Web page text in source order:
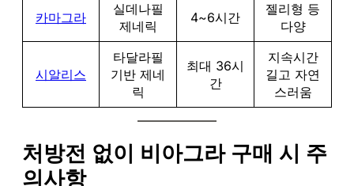
카마그라
실데나필
제네릭
4~6시간
젤리형 등
다양
시알리스
타달라필
기반 제네
릭
최대 36시
간
지속시간
길고 자연
스러움
처방전 없이 비아그라 구매 시 주
의사항